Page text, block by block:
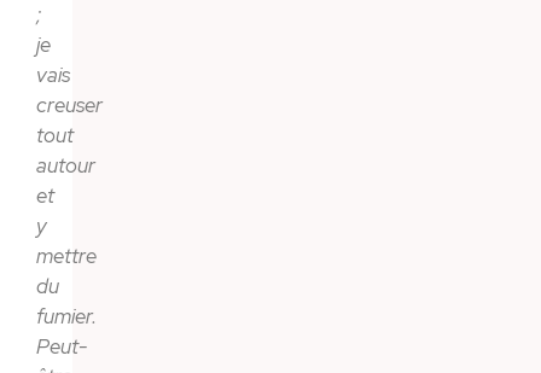
;
je
vais
creuser
tout
autour
et
y
mettre
du
fumier.
Peut-